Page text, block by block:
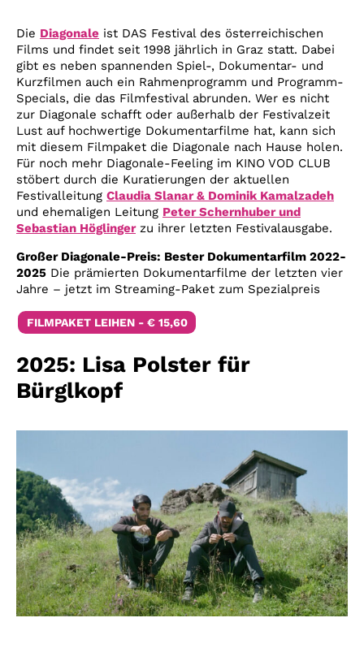
Die Diagonale ist DAS Festival des österreichischen
Films und findet seit 1998 jährlich in Graz statt. Dabei
gibt es neben spannenden Spiel-, Dokumentar- und
Kurzfilmen auch ein Rahmenprogramm und Programm-
Specials, die das Filmfestival abrunden. Wer es nicht
zur Diagonale schafft oder außerhalb der Festivalzeit
Lust auf hochwertige Dokumentarfilme hat, kann sich
mit diesem Filmpaket die Diagonale nach Hause holen.
Für noch mehr Diagonale-Feeling im KINO VOD CLUB
stöbert durch die Kuratierungen der aktuellen
Festivalleitung Claudia Slanar & Dominik Kamalzadeh
und ehemaligen Leitung Peter Schernhuber und
Sebastian Höglingerzu ihrer letzten Festivalausgabe.
Großer Diagonale-Preis: Bester Dokumentarfilm 2022-
2025 Die prämierten Dokumentarfilme der letzten vier
Jahre – jetzt im Streaming-Paket zum Spezialpreis
FILMPAKET LEIHEN - € 15,60
2025: Lisa Polster für
Bürglkopf